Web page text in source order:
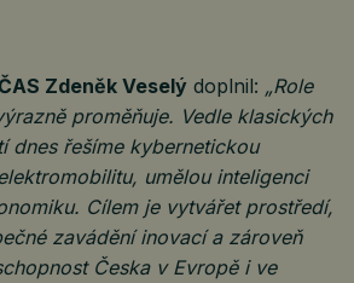
Zdeněk Veselý doplnil: „Role
proměňuje. Vedle klasických
dnes řešíme kybernetickou
umělou inteligenci
Cílem je vytvářet prostředí,
zavádění inovací a zároveň
Česka v Evropě i ve